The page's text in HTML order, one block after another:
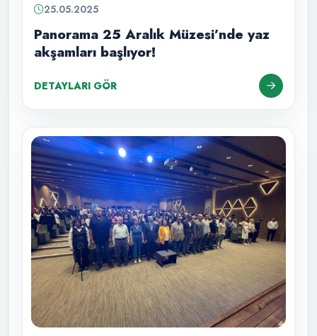
25.05.2025
Panorama 25 Aralık Müzesi’nde yaz
akşamları başlıyor!
DETAYLARI GÖR